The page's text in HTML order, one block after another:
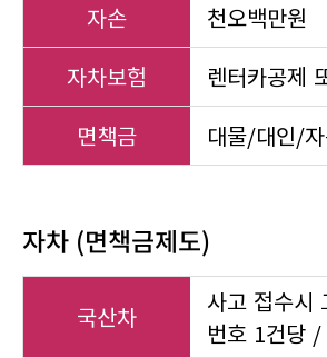
자손
천오백만원
자차보험
렌터카공제
면책금
대물/대인/
자차 (면책금제도)
국산차
사고 접수시
번호 1건당